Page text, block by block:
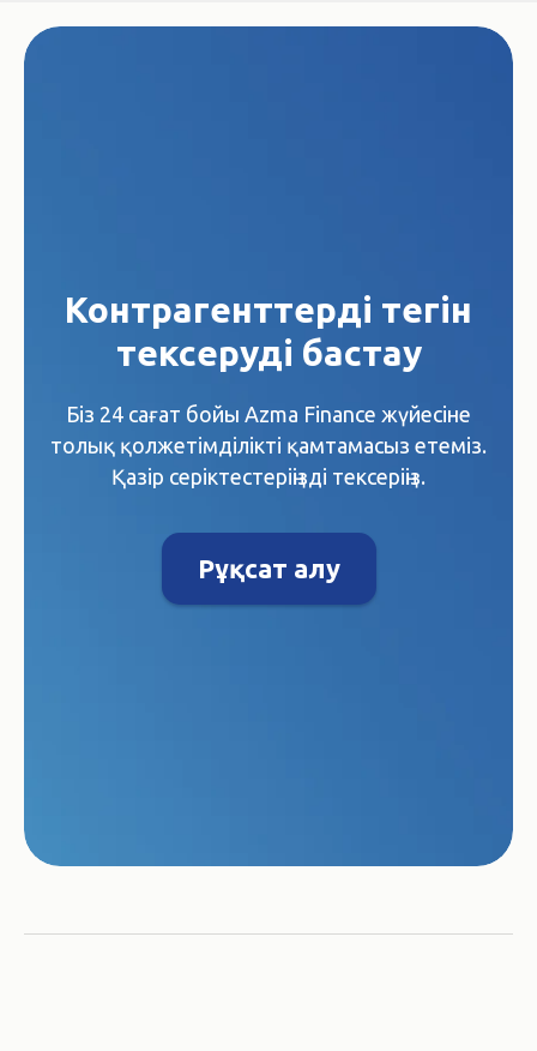
Контрагенттерді тегін
тексеруді бастау
Біз 24 сағат бойы Azma Finance жүйесіне
толық қолжетімділікті қамтамасыз етеміз.
Қазір серіктестеріңізді тексеріңіз.
Рұқсат алу